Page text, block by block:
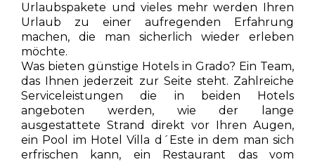
Urlaubspakete und vieles mehr werden Ihren
Urlaub zu einer aufregenden Erfahrung
machen, die man sicherlich wieder erleben
möchte.
Was bieten günstige Hotels in Grado? Ein Team,
das Ihnen jederzeit zur Seite steht. Zahlreiche
Serviceleistungen die in beiden Hotels
angeboten werden, wie der lange
ausgestattete Strand direkt vor Ihren Augen,
ein Pool im Hotel Villa d´Este in dem man sich
erfrischen kann, ein Restaurant das vom